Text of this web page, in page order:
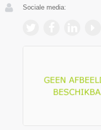
Sociale media: